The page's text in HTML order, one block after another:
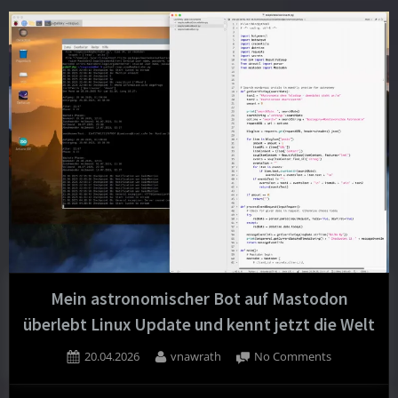
Teleskop:
2026”
Mein astronomischer Bot auf Mastodon
überlebt Linux Update und kennt jetzt die Welt
Posted
20.04.2026 By
vnawrath No Commentson